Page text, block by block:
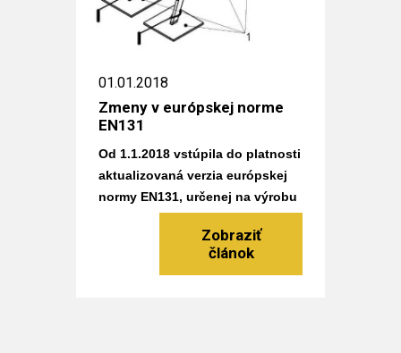
01.01.2018
Zmeny v európskej norme
EN131
Od 1.1.2018 vstúpila do platnosti
aktualizovaná verzia európskej
normy EN131, určenej na výrobu